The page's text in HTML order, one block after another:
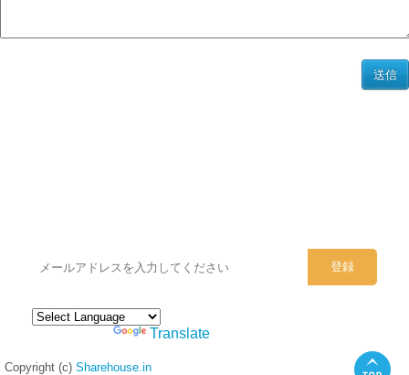
Translate
Copyright (c) Sharehouse.in